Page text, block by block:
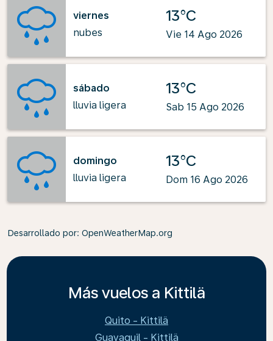
viernes
nubes
13°C
Vie 14 Ago 2026
sábado
lluvia ligera
13°C
Sab 15 Ago 2026
domingo
lluvia ligera
13°C
Dom 16 Ago 2026
Desarrollado por: OpenWeatherMap.org
Más vuelos a Kittilä
Quito - Kittilä
Guayaquil - Kittilä